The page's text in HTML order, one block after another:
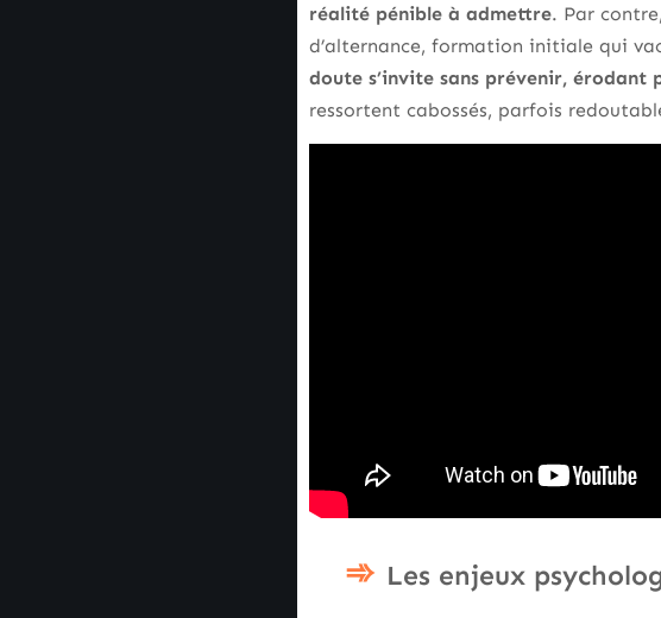
réalité pénible à admettre. Par
d’alternance, formation initiale qui
doute s’invite sans prévenir,
ressortent cabossés, parfois
Les enjeux